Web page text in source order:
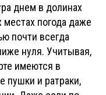
днем в долинах
погода даже
почти всегда
нуля. Учитывая,
имеются в
пушки и ратраки,